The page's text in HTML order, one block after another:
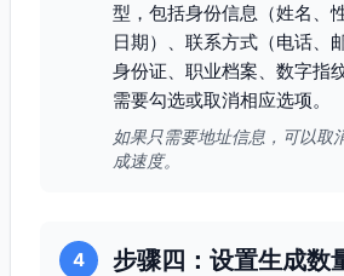
型，包括身份信息（姓名、
日期）、联系方式（电话、
身份证、职业档案、数字指
需要勾选或取消相应选项。
如果只需要地址信息，可以取
成速度。
4 步骤四：设置生成数